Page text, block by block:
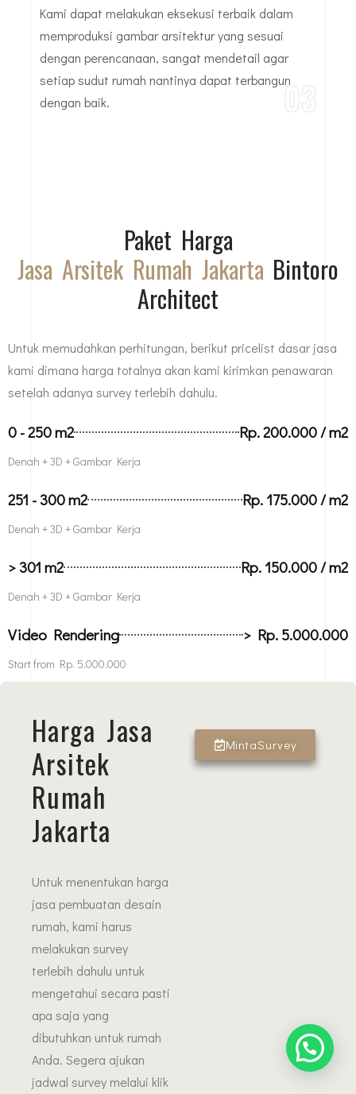
Kami dapat melakukan eksekusi terbaik dalam
memproduksi gambar arsitektur yang sesuai
dengan perencanaan, sangat mendetail agar
setiap sudut rumah nantinya dapat terbangun
dengan baik.
03
Paket Harga
Jasa Arsitek Rumah JakartaBintoro
Architect
Untuk memudahkan perhitungan, berikut pricelist dasar jasa
kami dimana harga totalnya akan kami kirimkan penawaran
setelah adanya survey terlebih dahulu.
0 - 250 m2 Rp. 200.000 / m2
Denah + 3D + Gambar Kerja
251 - 300 m2 Rp. 175.000 / m2
Denah + 3D + Gambar Kerja
> 301 m2 Rp. 150.000 / m2
Denah + 3D + Gambar Kerja
Video Rendering > Rp. 5.000.000
Start from Rp. 5.000.000
MintaSurvey
Harga Jasa
Arsitek
Rumah
Jakarta
Untuk menentukan harga
jasa pembuatan desain
rumah, kami harus
melakukan survey
terlebih dahulu untuk
mengetahui secara pasti
apa saja yang
dibutuhkan untuk rumah
Anda. Segera ajukan
jadwal survey melalui klik